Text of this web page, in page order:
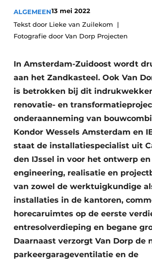
Podcasts
Privacy / Cookie statement
Vacature aanmelden
Vacatures
Video’s
Glas
Modulair bouwen
ALGEMEEN13 mei 2022
Tekst door Lieke van Zuilekom
Fotografie door Van Dorp Projecten
In Amsterdam-Zuidoost wordt
aan het Zandkasteel. Ook Van
is betrokken bij dit
renovatie- en
onderaanneming van
Kondor Wessels Amsterdam en
staat de installatiespecialist uit
den IJssel in voor het ontwerp en
engineering, realisatie en
van zowel de werktuigkundige
installaties in de kantoren,
horecaruimtes op de eerste
entresolverdieping en begane
Daarnaast verzorgt Van Dorp de
parkeergarageventilatie en de